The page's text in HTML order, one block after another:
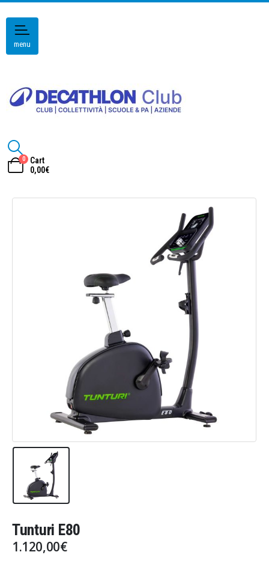
menu
0
Cart
0,00€
Tunturi E80
1.120,00€